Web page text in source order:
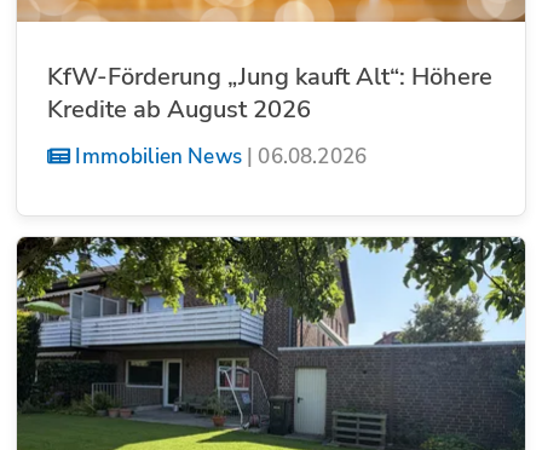
KfW-Förderung „Jung kauft Alt“: Höhere
Kredite ab August 2026
Immobilien News| 06.08.2026